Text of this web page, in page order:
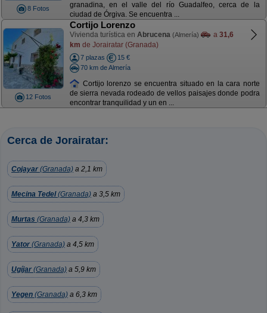
8 Fotos
granadina, en el valle del río Guadalfeo, cerca de la
ciudad de Órgiva. Se encuentra ...
12 Fotos
Cortijo Lorenzo
Vivienda turística en Abrucena (Almería) a 31,6
km de Jorairatar (Granada)
7 plazas
15 €
70 km de Almería
Cortijo lorenzo se encuentra situado en la cara norte
de sierra nevada rodeado de vellos paisajes donde podra
encontrar tranquilidad y un en ...
Cerca de Jorairatar:
Cojayar (Granada) a 2,1 km
Mecina Tedel(Granada) a 3,5 km
Murtas (Granada) a 4,3 km
Yator (Granada) a 4,5 km
Ugíjar (Granada) a 5,9 km
Yegen (Granada) a 6,3 km